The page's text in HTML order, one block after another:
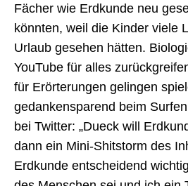
Fächer wie Erdkunde neu
könnten, weil die Kinder viele
Urlaub gesehen hätten.
YouTube für alles
für Erörterungen gelingen
gedankensparend beim
bei Twitter: „Dueck will
dann ein Mini-Shitstorm des
Erdkunde entscheidend